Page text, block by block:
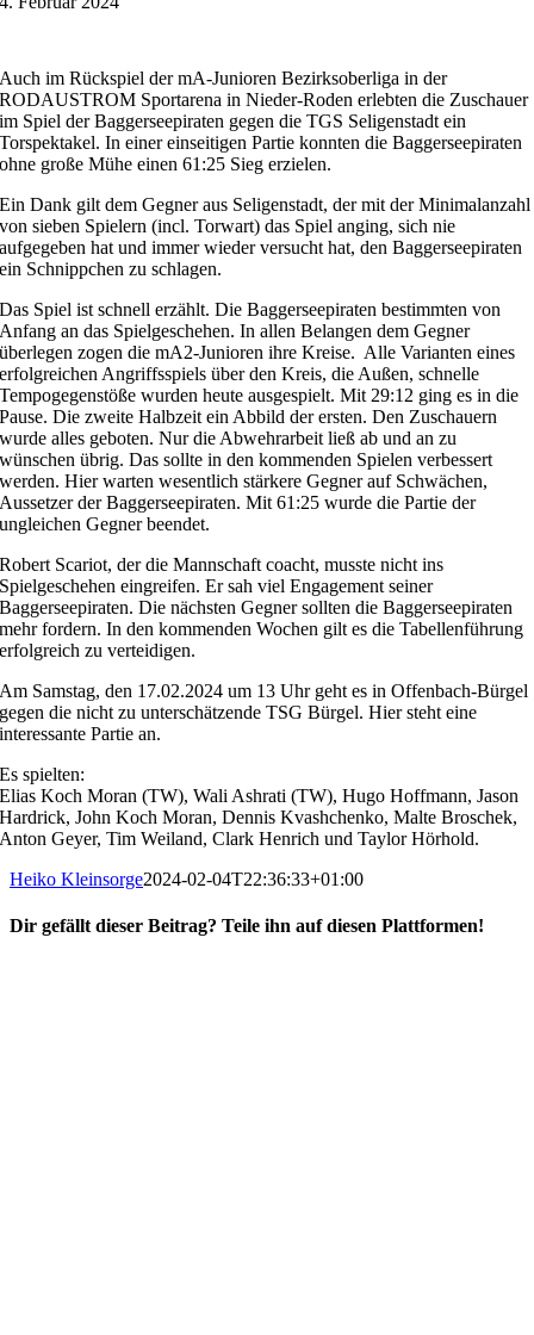
Auch im Rückspiel der mA-Junioren Bezirksoberliga in der
RODAUSTROM Sportarena in Nieder-Roden erlebten die Zuschauer
im Spiel der Baggerseepiraten gegen die TGS Seligenstadt ein
Torspektakel. In einer einseitigen Partie konnten die Baggerseepiraten
ohne große Mühe einen 61:25 Sieg erzielen.
Ein Dank gilt dem Gegner aus Seligenstadt, der mit der Minimalanzahl
von sieben Spielern (incl. Torwart) das Spiel anging, sich nie
aufgegeben hat und immer wieder versucht hat, den Baggerseepiraten
ein Schnippchen zu schlagen.
Das Spiel ist schnell erzählt. Die Baggerseepiraten bestimmten von
Anfang an das Spielgeschehen. In allen Belangen dem Gegner
überlegen zogen die mA2-Junioren ihre Kreise. Alle Varianten eines
erfolgreichen Angriffsspiels über den Kreis, die Außen, schnelle
Tempogegenstöße wurden heute ausgespielt. Mit 29:12 ging es in die
Pause. Die zweite Halbzeit ein Abbild der ersten. Den Zuschauern
wurde alles geboten. Nur die Abwehrarbeit ließ ab und an zu
wünschen übrig. Das sollte in den kommenden Spielen verbessert
werden. Hier warten wesentlich stärkere Gegner auf Schwächen,
Aussetzer der Baggerseepiraten. Mit 61:25 wurde die Partie der
ungleichen Gegner beendet.
Robert Scariot, der die Mannschaft coacht, musste nicht ins
Spielgeschehen eingreifen. Er sah viel Engagement seiner
Baggerseepiraten. Die nächsten Gegner sollten die Baggerseepiraten
mehr fordern. In den kommenden Wochen gilt es die Tabellenführung
erfolgreich zu verteidigen.
Am Samstag, den 17.02.2024 um 13 Uhr geht es in Offenbach-Bürgel
gegen die nicht zu unterschätzende TSG Bürgel. Hier steht eine
interessante Partie an.
Es spielten:
Elias Koch Moran (TW), Wali Ashrati (TW), Hugo Hoffmann, Jason
Hardrick, John Koch Moran, Dennis Kvashchenko, Malte Broschek,
Anton Geyer, Tim Weiland, Clark Henrich und Taylor Hörhold.
Heiko Kleinsorge2024-02-04T22:36:33+01:00
Dir gefällt dieser Beitrag? Teile ihn auf diesen Plattformen!